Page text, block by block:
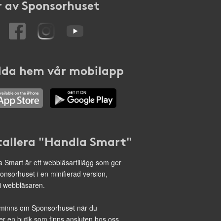
av Sponsorhuset
hem vår mobilapp
"Handla Smart"
Smart är ett webbläsartillägg som ger
i en minifierad version,
webbläsaren.
om Sponsorhuset när du